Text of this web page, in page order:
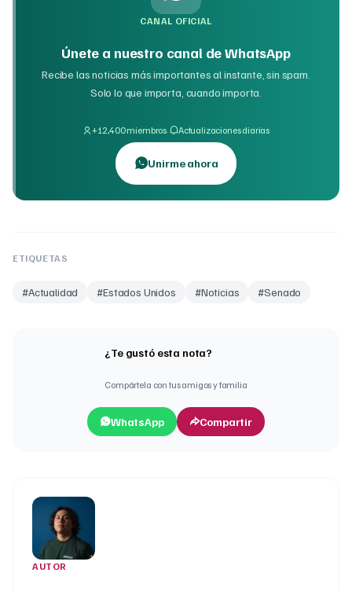
CANAL OFICIAL
Únete a nuestro canal de WhatsApp
Recibe las noticias más importantes al instante, sin spam.
Solo lo que importa, cuando importa.
+12,400 miembros· Actualizaciones diarias
Unirme ahora
ETIQUETAS
#Actualidad #Estados Unidos #Noticias #Senado
¿Te gustó esta nota?
Compártela con tus amigos y familia
WhatsApp Compartir
AUTOR